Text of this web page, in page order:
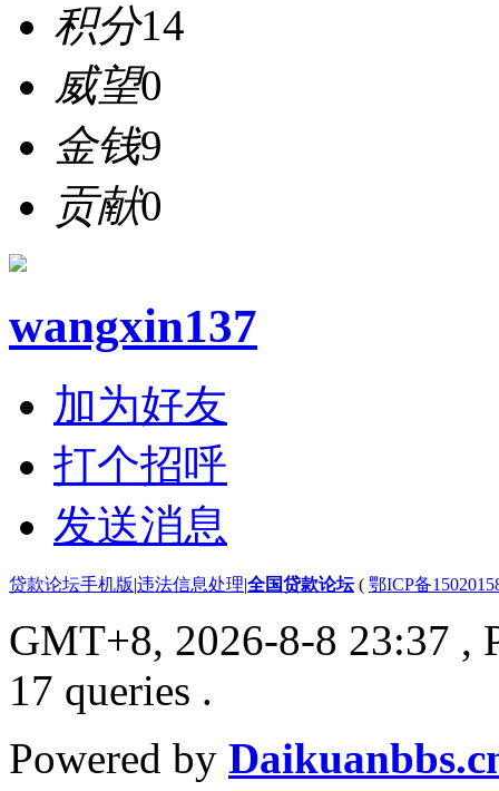
积分14
威望0
金钱9
贡献0
wangxin137
加为好友
打个招呼
发送消息
贷款论坛手机版|违法信息处理|全国贷款论坛( 鄂ICP备
GMT+8, 2026-8-8 23:37 ,
17 queries .
Powered by